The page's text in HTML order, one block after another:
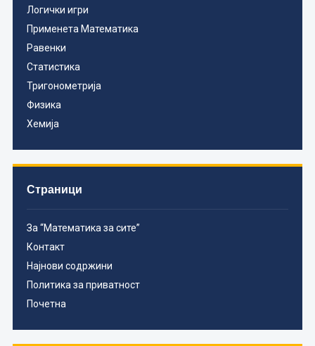
Логички игри
Применета Математика
Равенки
Статистика
Тригонометрија
Физика
Хемија
Страници
За “Математика за сите”
Контакт
Најнови содржини
Политика за приватност
Почетна